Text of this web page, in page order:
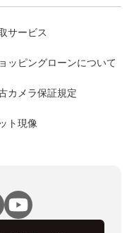
サービス
ッピングローンについて
カメラ保証規定
ト現像